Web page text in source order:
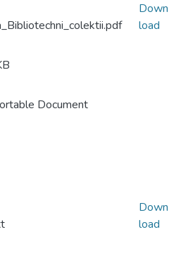
Document
Down
load
Down
load